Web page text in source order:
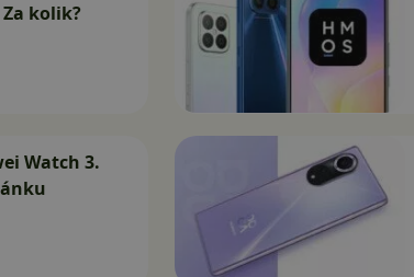
kolik?
Watch 3.